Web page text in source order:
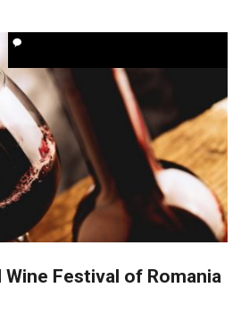
Festival of Romania